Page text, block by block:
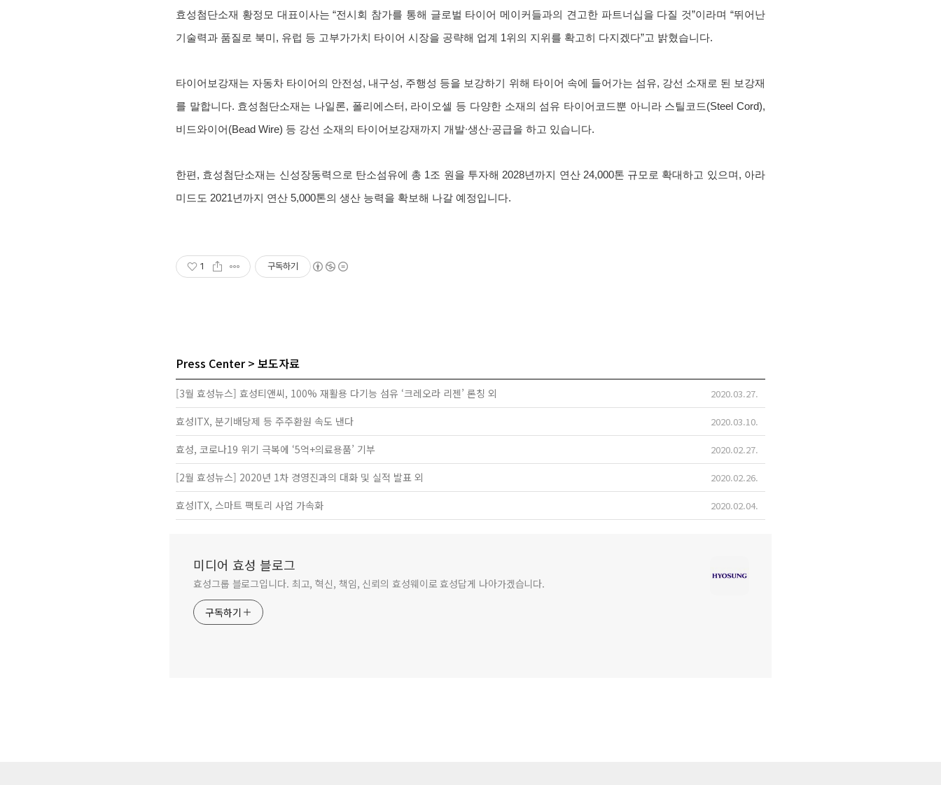
효성첨단소재 황정모 대표이사는 “전시회 참가를 통해 글로벌 타이어 메이커들과의 견고한 파트너십을 다질 것”이라며 “뛰어난
기술력과 품질로 북미, 유럽 등 고부가가치 타이어 시장을 공략해 업계 1위의 지위를 확고히 다지겠다”고 밝혔습니다.
타이어보강재는 자동차 타이어의 안전성, 내구성, 주행성 등을 보강하기 위해 타이어 속에 들어가는 섬유, 강선 소재로 된 보강재
를 말합니다. 효성첨단소재는 나일론, 폴리에스터, 라이오셀 등 다양한 소재의 섬유 타이어코드뿐 아니라 스틸코드(Steel Cord),
비드와이어(Bead Wire) 등 강선 소재의 타이어보강재까지 개발∙생산∙공급을 하고 있습니다.
한편, 효성첨단소재는 신성장동력으로 탄소섬유에 총 1조 원을 투자해 2028년까지 연산 24,000톤 규모로 확대하고 있으며, 아라
미드도 2021년까지 연산 5,000톤의 생산 능력을 확보해 나갈 예정입니다.
1 구독하기
Press Center 보도자료
[3월 효성뉴스] 효성티앤씨, 100% 재활용 다기능 섬유 ‘크레오라 리젠’ 론칭 외 2020.03.27
효성ITX, 분기배당제 등 주주환원 속도 낸다 2020.03.10
효성, 코로나19 위기 극복에 ‘5억+의료용품’ 기부 2020.02.27
[2월 효성뉴스] 2020년 1차 경영진과의 대화 및 실적 발표 외 2020.02.26
효성ITX, 스마트 팩토리 사업 가속화 2020.02.04
미디어 효성 블로그
효성그룹 블로그입니다. 최고, 혁신, 책임, 신뢰의 효성웨이로 효성답게 나아가겠습니다.
구독하기